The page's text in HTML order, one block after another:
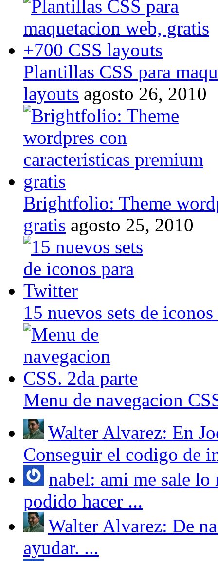
Plantillas CSS para
layouts agosto 26, 2010
Brightfolio: Theme
gratis agosto 25, 2010
15 nuevos sets de
Menu de navegacion
Walter Alvarez: En
Conseguir el codigo de
nabel: ami me sale
podido hacer ...
Walter Alvarez: De
ayudar. ...